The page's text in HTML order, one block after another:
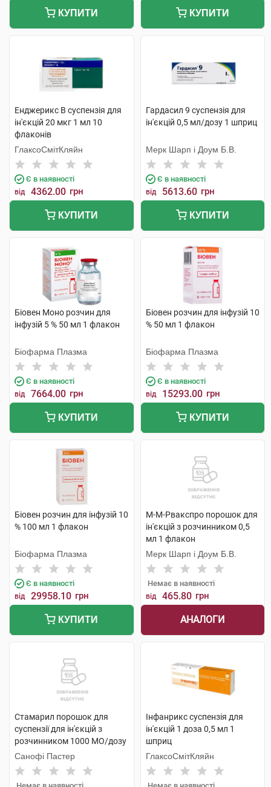
КУПИТИ КУПИТИ
Енджерикс B суспензія для
ін'єкцій 20 мкг 1 мл 10
флаконів
ГлаксоСмітКляйн
Є в наявності
від 4362.00 грн
КУПИТИ
Гардасил 9 суспензія для
ін'єкцій 0,5 мл/дозу 1 шприц
Мерк Шарп і Доум Б.В.
Є в наявності
від 5613.60 грн
КУПИТИ
Біовен Моно розчин для
інфузій 5 % 50 мл 1 флакон
Біофарма Плазма
Є в наявності
від 7664.00 грн
КУПИТИ
Біовен розчин для інфузій 10
% 50 мл 1 флакон
Біофарма Плазма
Є в наявності
від 15293.00 грн
КУПИТИ
Біовен розчин для інфузій 10
% 100 мл 1 флакон
Біофарма Плазма
Є в наявності
від 29958.10 грн
КУПИТИ
М-М-Рвакспро порошок для
ін'єкцій з розчинником 0,5
мл 1 флакон
Мерк Шарп і Доум Б.В.
Немає в наявності
від 465.80 грн
АНАЛОГИ
Стамарил порошок для
суспензії для ін'єкцій з
розчинником 1000 МО/дозу
1 флакон
Санофі Пастер
Інфанрикс суспензія для
ін'єкцій 1 доза 0,5 мл 1
шприц
ГлаксоСмітКляйн